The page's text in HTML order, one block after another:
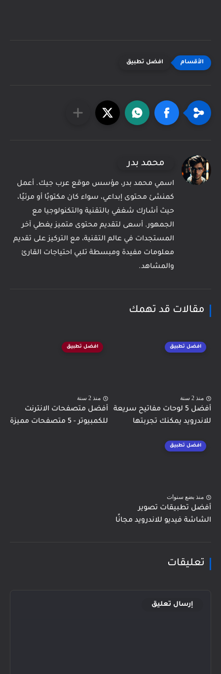
افضل تطبيق
محمد بدر
اسمي محمد بدر، مؤسس موقع عرب جيك. أعمل
كمنشئ محتوى إبداعي، سواء كان مكتوبًا أو مرئيًا،
حيث أشارك شغفي بالتقنية والتكنولوجيا مع
الجمهور. أسعى لتقديم محتوى متميز يغطي آخر
المستجدات في عالم التقنية، مع التركيز على تقديم
معلومات مفيدة ومبسطة تلبي احتياجات القارئ
والمشاهد.
مقالات قد تهمك
افضل تطبيق
منذ 2 سنة
أفضل 5 لوحات مفاتيح سريعة
للاندرويد يمكنك تجربتها
افضل تطبيق
منذ 2 سنة
أفضل متصفحات الانترنت
للكمبيوتر - 5 متصفحات مميزة
افضل تطبيق
منذ بضع سنوات
أفضل تطبيقات تصوير
الشاشة فيديو للاندرويد مجانًا
تعليقات
إرسال تعليق